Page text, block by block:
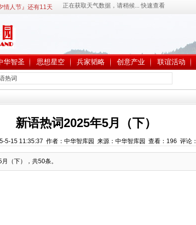
情人节』还有11天
华智圣 思想星空 兵家韬略 创意产业 联谊活动
热词
新语热词2025年5月（下）
5-15 11:35:37 作者：中华智库园 来源：中华智库园 查看： 196 评论：
（下），共50条。